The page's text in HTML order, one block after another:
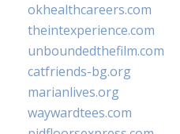
okhealthcareers.com
theintexperience.com
unboundedthefilm.com
catfriends-bg.org
marianlives.org
waywardtees.com